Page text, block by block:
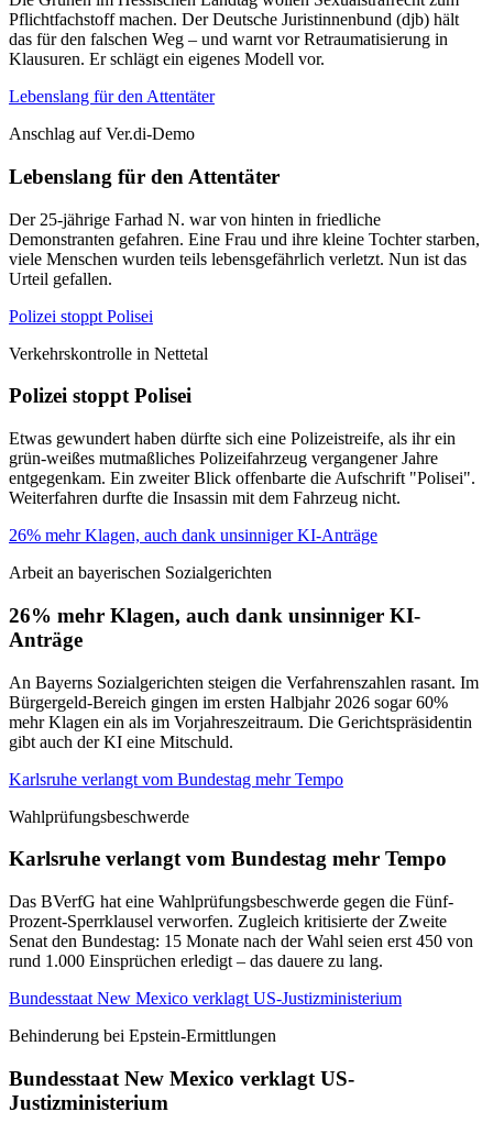
Pflichtfachstoff machen. Der Deutsche Juristinnenbund (djb) hält
das für den falschen Weg – und warnt vor Retraumatisierung in
Klausuren. Er schlägt ein eigenes Modell vor.
Lebenslang für den Attentäter
Anschlag auf Ver.di-Demo
Lebenslang für den Attentäter
Der 25-jährige Farhad N. war von hinten in friedliche
Demonstranten gefahren. Eine Frau und ihre kleine Tochter starben,
viele Menschen wurden teils lebensgefährlich verletzt. Nun ist das
Urteil gefallen.
Polizei stoppt Polisei
Verkehrskontrolle in Nettetal
Polizei stoppt Polisei
Etwas gewundert haben dürfte sich eine Polizeistreife, als ihr ein
grün-weißes mutmaßliches Polizeifahrzeug vergangener Jahre
entgegenkam. Ein zweiter Blick offenbarte die Aufschrift "Polisei".
Weiterfahren durfte die Insassin mit dem Fahrzeug nicht.
26% mehr Klagen, auch dank unsinniger KI-Anträge
Arbeit an bayerischen Sozialgerichten
26% mehr Klagen, auch dank unsinniger KI-
Anträge
An Bayerns Sozialgerichten steigen die Verfahrenszahlen rasant. Im
Bürgergeld-Bereich gingen im ersten Halbjahr 2026 sogar 60%
mehr Klagen ein als im Vorjahreszeitraum. Die Gerichtspräsidentin
gibt auch der KI eine Mitschuld.
Karlsruhe verlangt vom Bundestag mehr Tempo
Wahlprüfungsbeschwerde
Karlsruhe verlangt vom Bundestag mehr Tempo
Das BVerfG hat eine Wahlprüfungsbeschwerde gegen die Fünf-
Prozent-Sperrklausel verworfen. Zugleich kritisierte der Zweite
Senat den Bundestag: 15 Monate nach der Wahl seien erst 450 von
rund 1.000 Einsprüchen erledigt – das dauere zu lang.
Bundesstaat New Mexico verklagt US-Justizministerium
Behinderung bei Epstein-Ermittlungen
Bundesstaat New Mexico verklagt US-
Justizministerium